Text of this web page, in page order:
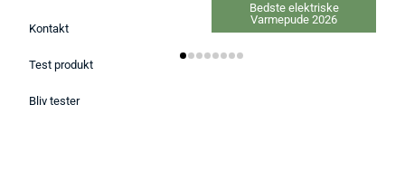
Kontakt
Test produkt
Bliv tester
Bedste C-vitamin tilskud
2026